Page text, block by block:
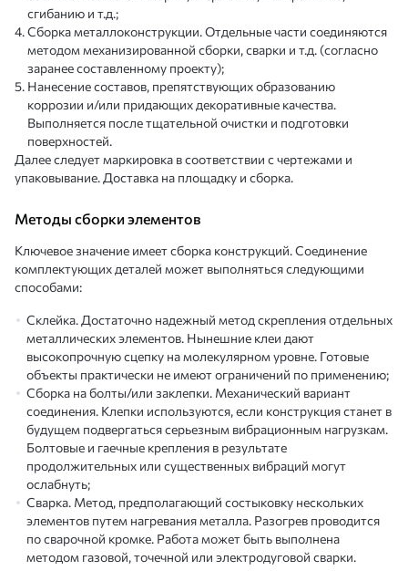
сгибанию и т.д.;
Сборка металлоконструкции. Отдельные части соединяются
методом механизированной сборки, сварки и т.д. (согласно
заранее составленному проекту);
Нанесение составов, препятствующих образованию
коррозии и/или придающих декоративные качества.
Выполняется после тщательной очистки и подготовки
поверхностей.
Далее следует маркировка в соответствии с чертежами и
упаковывание. Доставка на площадку и сборка.
Методы сборки элементов
Ключевое значение имеет сборка конструкций. Соединение
комплектующих деталей может выполняться следующими
способами:
Склейка. Достаточно надежный метод скрепления отдельных
металлических элементов. Нынешние клеи дают
высокопрочную сцепку на молекулярном уровне. Готовые
объекты практически не имеют ограничений по применению;
Сборка на болты/или заклепки. Механический вариант
соединения. Клепки используются, если конструкция станет в
будущем подвергаться серьезным вибрационным нагрузкам.
Болтовые и гаечные крепления в результате
продолжительных или существенных вибраций могут
ослабнуть;
Сварка. Метод, предполагающий состыковку нескольких
элементов путем нагревания металла. Разогрев проводится
по сварочной кромке. Работа может быть выполнена
методом газовой, точечной или электродуговой сварки.